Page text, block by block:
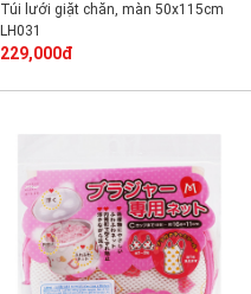
Túi lưới giặt chăn, màn 50x115cm
LH031
229,000đ